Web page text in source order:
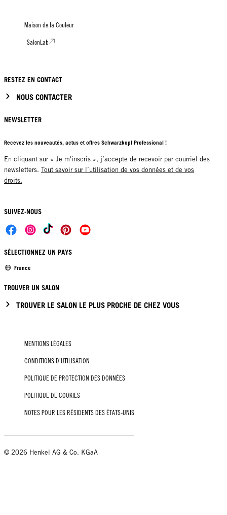
Maison de la Couleur
SalonLab
RESTEZ EN CONTACT
NOUS CONTACTER
NEWSLETTER
Recevez les nouveautés, actus et offres Schwarzkopf Professional !
En cliquant sur « Je m'inscris », j’accepte de recevoir par courriel des
newsletters. Tout savoir sur l’utilisation de vos données et de vos
droits.
SUIVEZ-NOUS
SÉLECTIONNEZ UN PAYS
France
TROUVER UN SALON
TROUVER LE SALON LE PLUS PROCHE DE CHEZ VOUS
MENTIONS LÉGALES
CONDITIONS D’UTILISATION
POLITIQUE DE PROTECTION DES DONNÉES
POLITIQUE DE COOKIES
NOTES POUR LES RÉSIDENTS DES ÉTATS-UNIS
© 2026 Henkel AG & Co. KGaA